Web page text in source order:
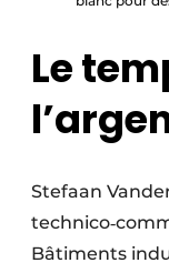
Le
Stefaan
Bâtiments